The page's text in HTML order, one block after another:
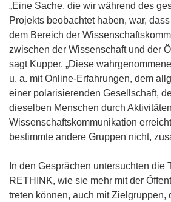
i
n
n
e
u
e
m
F
e
n
t
e
r
„Eine Sache, die wir während des
Projekts beobachtet haben, war,
dem Bereich der
zwischen der Wissenschaft und der
sagt Kupper. „Diese
u. a. mit Online-Erfahrungen, dem
einer polarisierenden Gesellschaft,
dieselben Menschen durch
Wissenschaftskommunikation
bestimmte andere Gruppen nicht,
In den Gesprächen untersuchten die
RETHINK, wie sie mehr mit der
treten können, auch mit Zielgruppen,